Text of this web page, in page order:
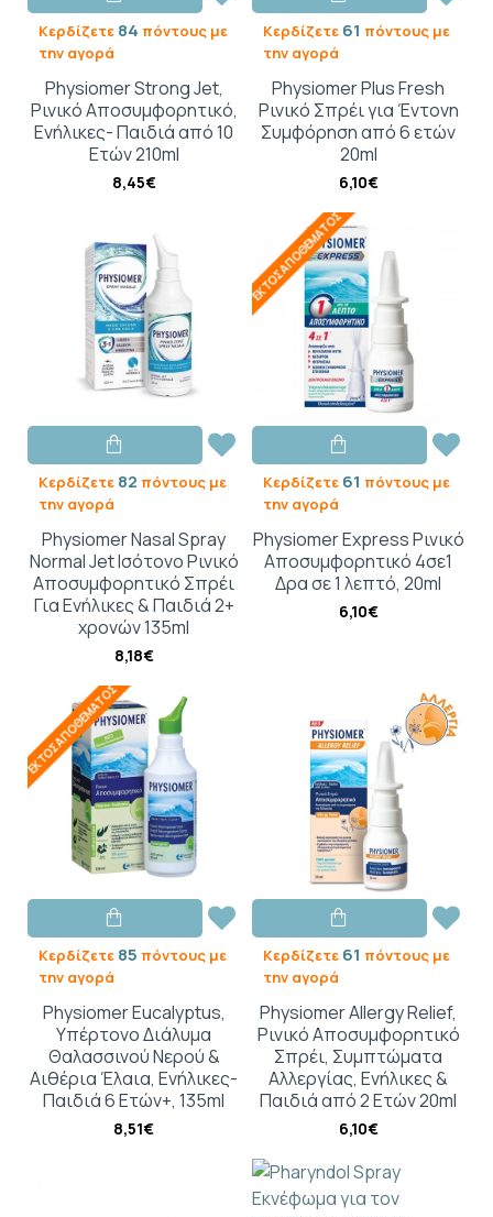
Κερδίζετε 84 πόντους με
την αγορά
Physiomer Strong Jet,
Ρινικό Αποσυμφορητικό,
Ενήλικες- Παιδιά από 10
Ετών 210ml
8,45€
Κερδίζετε 61 πόντους με
την αγορά
Physiomer Plus Fresh
Ρινικό Σπρέι για Έντονη
Συμφόρηση από 6 ετών
20ml
6,10€
Κερδίζετε 82 πόντους με
την αγορά
Physiomer Nasal Spray
Normal Jet Ισότονο Ρινικό
Αποσυμφορητικό Σπρέι
Για Ενήλικες & Παιδιά 2+
χρονών 135ml
8,18€
ΕΚΤΌΣ ΑΠΟΘΈΜΑΤΟΣ
Κερδίζετε 61 πόντους με
την αγορά
Physiomer Express Ρινικό
Αποσυμφορητικό 4σε1
Δρα σε 1 λεπτό, 20ml
6,10€
ΕΚΤΌΣ ΑΠΟΘΈΜΑΤΟΣ
Κερδίζετε 85 πόντους με
την αγορά
Physiomer Eucalyptus,
Υπέρτονο Διάλυμα
Θαλασσινού Νερού &
Αιθέρια Έλαια, Ενήλικες-
Παιδιά 6 Ετών+, 135ml
8,51€
Κερδίζετε 61 πόντους με
την αγορά
Physiomer Allergy Relief,
Ρινικό Αποσυμφορητικό
Σπρέι, Συμπτώματα
Αλλεργίας, Ενήλικες &
Παιδιά από 2 Ετών 20ml
6,10€